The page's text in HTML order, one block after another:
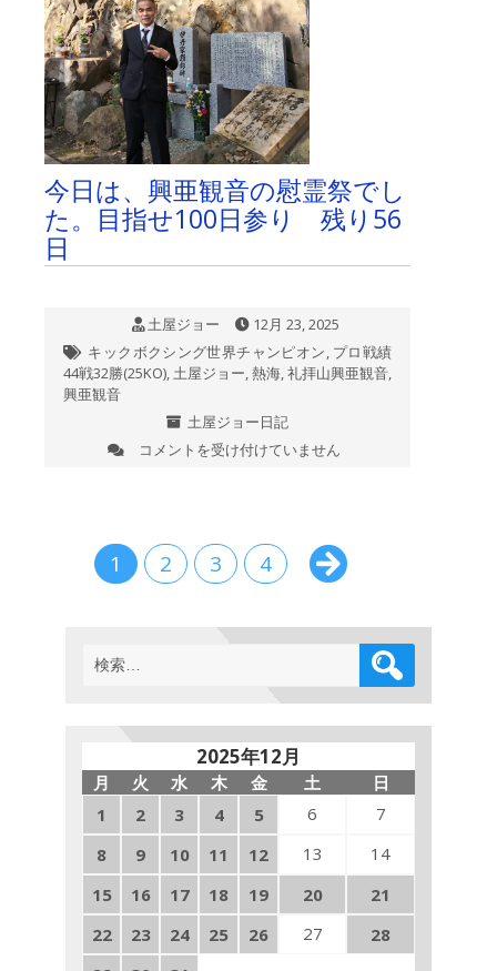
今日は、興亜観音の慰霊祭でし
た。目指せ100日参り 残り56
日
土屋ジョー
12月 23, 2025
キックボクシング世界チャンピオン, プロ戦績
44戦32勝(25KO),土屋ジョー,熱海,礼拝山興亜観音,
興亜観音
土屋ジョー日記
今
観
音
た。
目
指
せ
日
り
残
り
56
日
コメントを受け付けていません
1 2 3 4
検
索:
2025年12月
月 火 水 木 金 土
日
1
2 3 4 5 6
7
8
9 10 11 12 13
14
15
16 17 18 19 20
21
22
23 24 25 26 27
28